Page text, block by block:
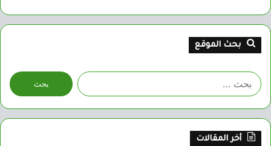
بحث الموقع
البحث
عن:
أخر المقالات